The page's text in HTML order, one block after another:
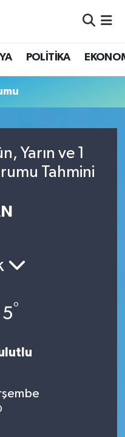
POLİTİKA
Yarın ve 1
Tahmini
5°
Fikstür